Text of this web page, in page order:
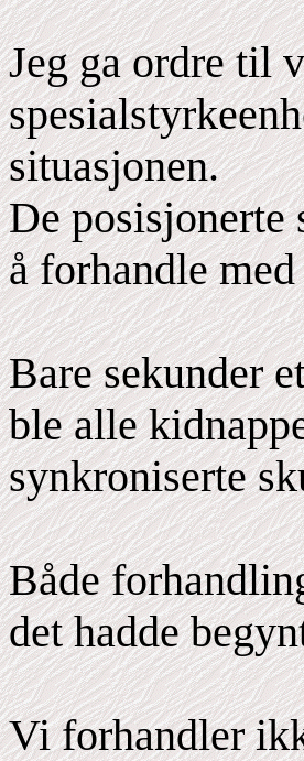
Jeg ga ordre til
situasjonen.
De posisjonerte
å forhandle
Bare sekunder
ble alle
synkroniserte
Både
det hadde
Vi forhandler